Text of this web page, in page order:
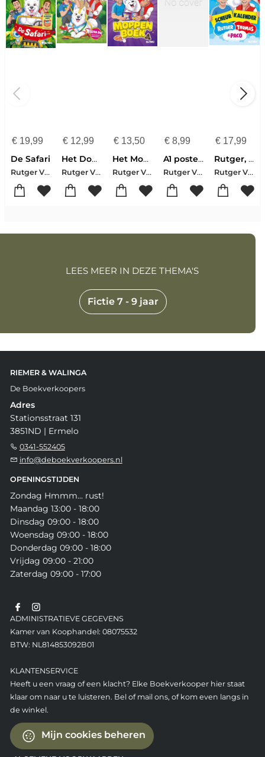
€19,99
De Safari
Rutger Vink-Thomas van Grinsven
€12,99
Het Doeboek van Rutger, Thomas & Paco
Rutger Vink-Thomas van Grinsven
€ 13,50
Het Moppenboek van Rutger, Thomas en Paco
Rutger Vink-Thomas van Grinsven
€ 8,99
A1 poster Paco
Rutger Vink-Thomas van Grinsven
€ 17,99
Rutger, Thomas & Paco scheurkalender 2026
Rutger Vink-Thomas van Grinsven
Fictie 7 - 9 jaar
LEES MEER IN DEZE THEMA'S
RIEMER & WALINGA
De Boekverkoopers
Adres
Stationsstraat 131
3851ND | Ermelo
0341-552405
info@deboekverkoopers.nl
OPENINGSTIJDEN
Zondag Hmmm... rust!
Maandag 13:00 - 18:00
Dinsdag 09:00 - 18:00
Woensdag 09:00 - 18:00
Donderdag 09:00 - 18:00
Vrijdag 09:00 - 21:00
Zaterdag 09:00 - 17:00
ADMINISTRATIEVE GEGEVENS
Kamer van Koophandel: 08075532
BTW: NL814853092B01
KLANTENSERVICE
Heeft u een vraag of een klacht? Elke Boekverkooper hier staat
klaar om naar u te luisteren. Bel of mail ons, of kom even langs in
de winkel.
Mijn cookies beheren